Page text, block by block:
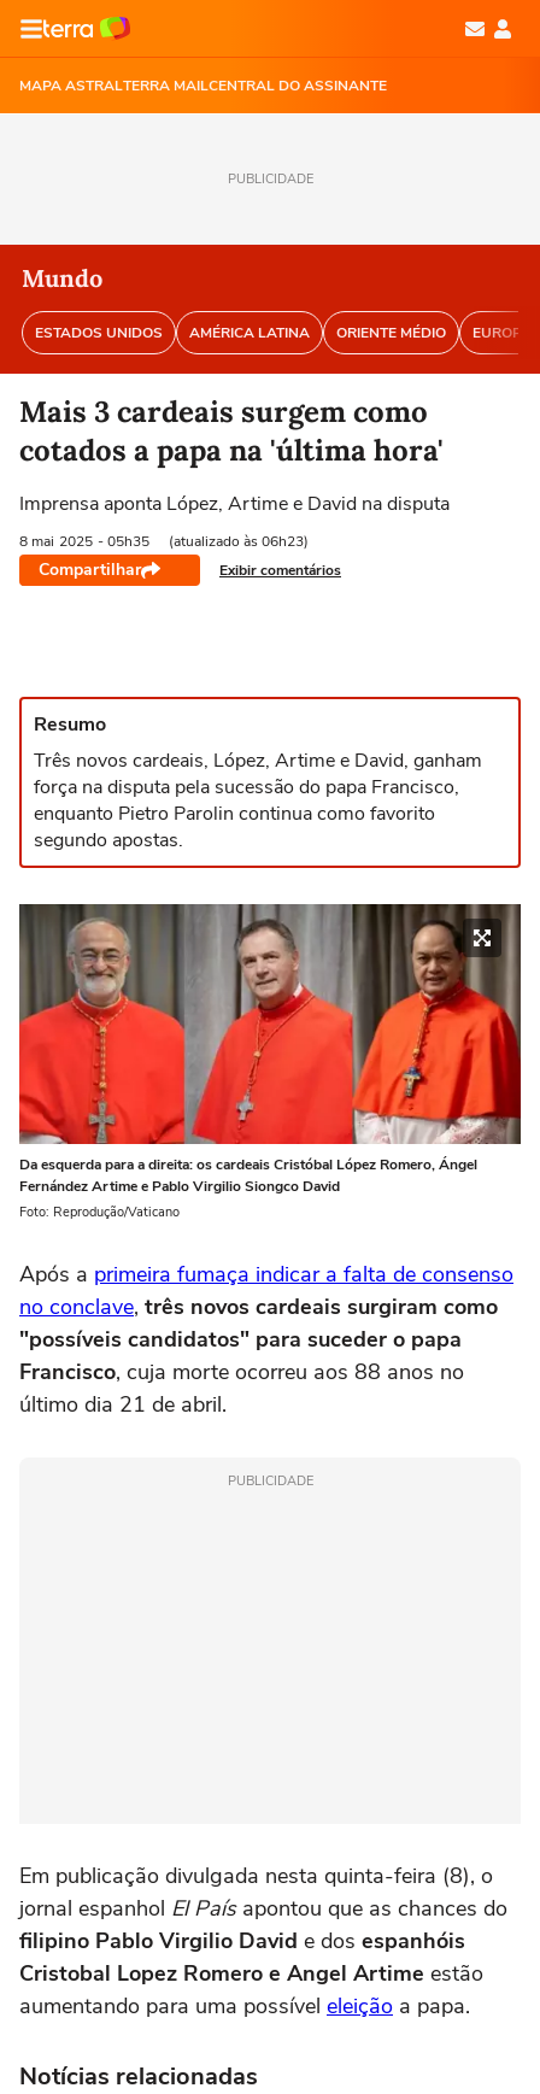
MAPA ASTRALTERRA MAILCENTRAL DO ASSINANTE
PUBLICIDADE
Mundo
ESTADOS UNIDOS AMÉRICA LATINA ORIENTE MÉDIO EUROPA
Mais 3 cardeais surgem como
cotados a papa na 'última hora'
Imprensa aponta López, Artime e David na disputa
8 mai 2025 - 05h35 (atualizado às 06h23)
Compartilhar Exibir comentários
Resumo
Três novos cardeais, López, Artime e David, ganham
força na disputa pela sucessão do papa Francisco,
enquanto Pietro Parolin continua como favorito
segundo apostas.
Da esquerda para a direita: os cardeais Cristóbal López Romero, Ángel
Fernández Artime e Pablo Virgilio Siongco David
Foto: Reprodução/Vaticano
Após a primeira fumaça indicar a falta de consenso
no conclave, três novos cardeais surgiram como
"possíveis candidatos" para suceder o papa
Francisco, cuja morte ocorreu aos 88 anos no
último dia 21 de abril.
PUBLICIDADE
Em publicação divulgada nesta quinta-feira (8), o
jornal espanhol El País apontou que as chances do
filipino Pablo Virgilio David e dos espanhóis
Cristobal Lopez Romero e Angel Artime estão
aumentando para uma possível eleição a papa.
Notícias relacionadas